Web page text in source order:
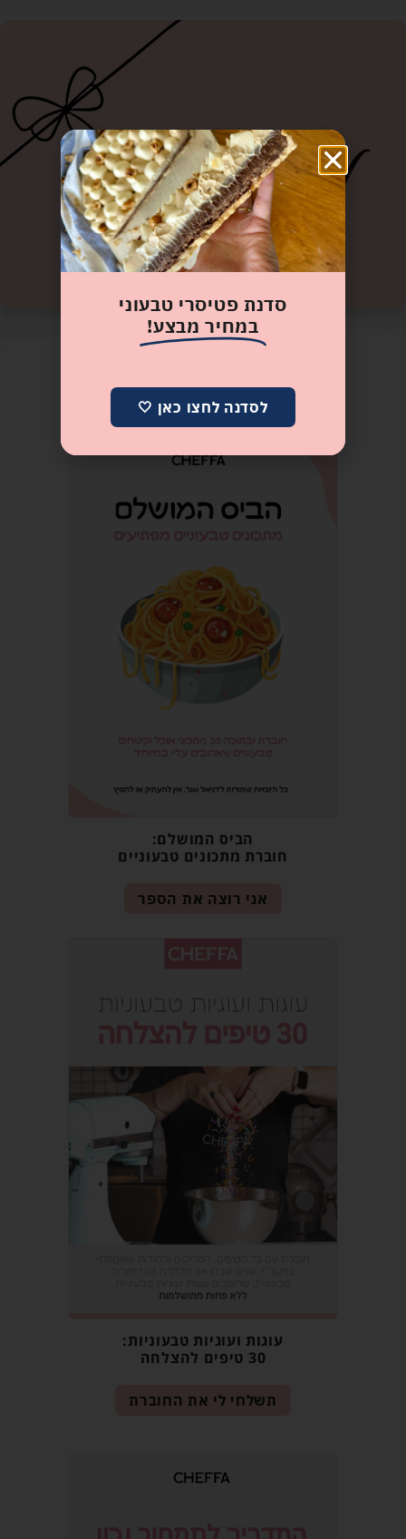
הביס המושלם:
חוברת מתכונים טבעוניים
אני רוצה את הספר
עוגות ועוגיות טבעוניות:
30 טיפים להצלחה
תשלחי לי את החוברת
סדנת פטיסרי טבעוני
במחיר מבצע!
לסדנה לחצו כאן 🤍